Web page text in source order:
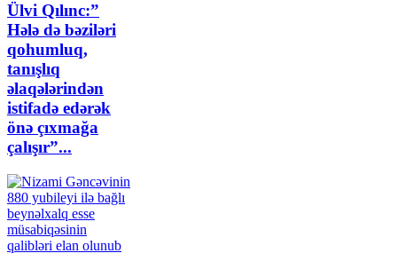
Ülvi Qılınc:”
Hələ də bəziləri
qohumluq,
tanışlıq
əlaqələrindən
istifadə edərək
önə çıxmağa
çalışır”...